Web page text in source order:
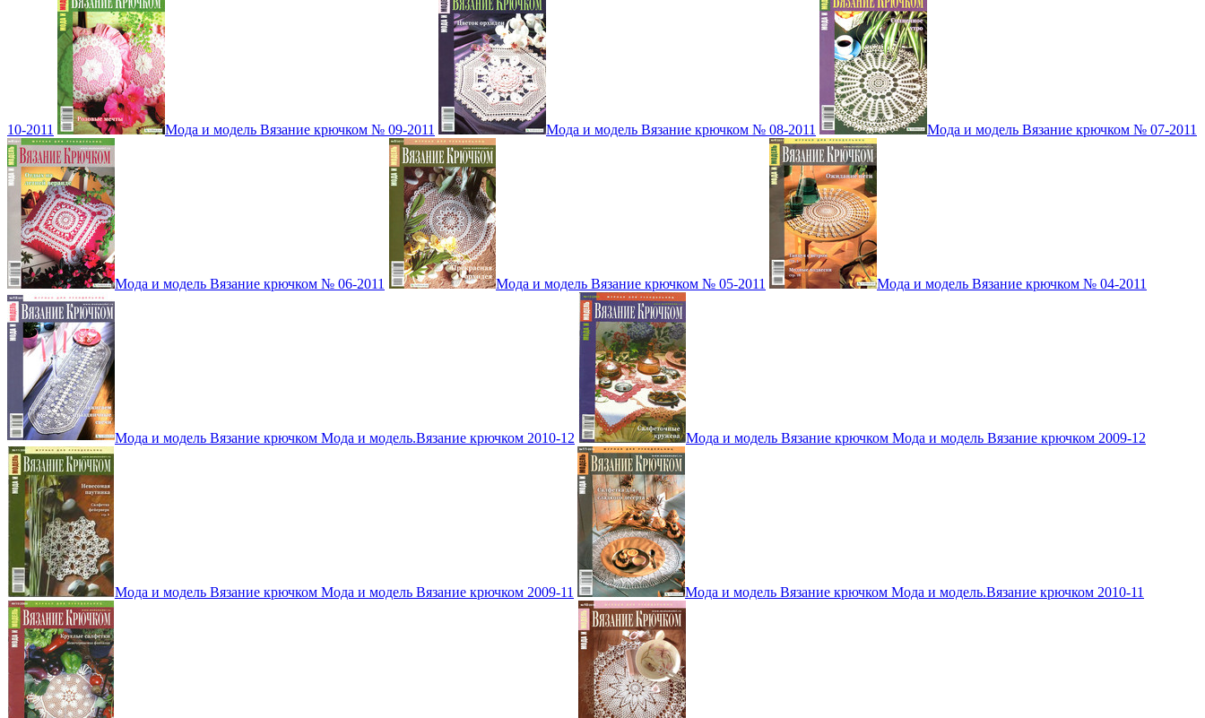
10-2011 Мода и модель Вязание крючком № 09-2011 Мода и модель Вязание крючком № 08-2011 Мода и модель Вязание крючком № 07-2011
Мода и модель Вязание крючком № 06-2011 Мода и модель Вязание крючком № 05-2011 Мода и модель Вязание крючком № 04-2011
Мода и модель Вязание крючком Мода и модель.Вязание крючком 2010-12 Мода и модель Вязание крючком Мода и модель Вязание крючком 2009-12
Мода и модель Вязание крючком Мода и модель Вязание крючком 2009-11 Мода и модель Вязание крючком Мода и модель.Вязание крючком 2010-11